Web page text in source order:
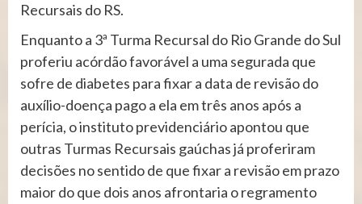
Recursais do RS.
Enquanto a 3ª Turma Recursal do Rio Grande do Sul
proferiu acórdão favorável a uma segurada que
sofre de diabetes para fixar a data de revisão do
auxílio-doença pago a ela em três anos após a
perícia, o instituto previdenciário apontou que
outras Turmas Recursais gaúchas já proferiram
decisões no sentido de que fixar a revisão em prazo
maior do que dois anos afrontaria o regramento